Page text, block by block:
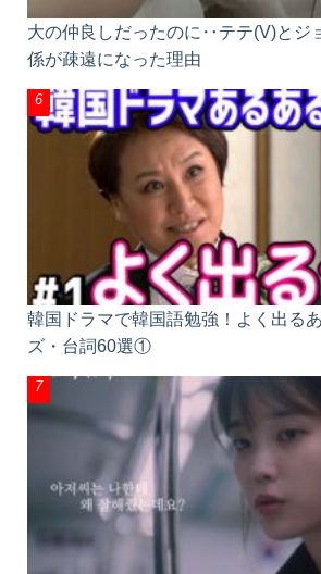
大の仲良しだったのに‥テテ(V)とジ
関係が疎遠になった理由
韓国ドラマで韓国語勉強！よく出る
ズ・台詞60選①
助詞「に」は韓国語で４つ？에, 에